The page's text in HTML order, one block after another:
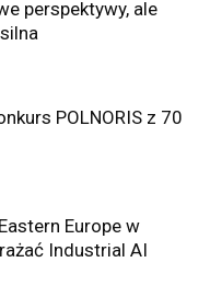
perspektywy, ale
POLNORIS z 70
Europe w
Industrial AI